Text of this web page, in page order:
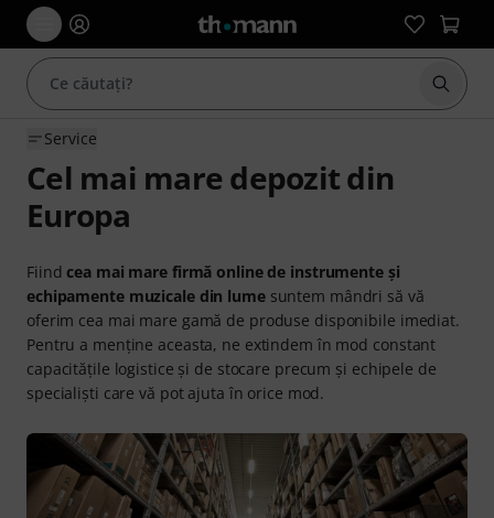
Service
Cel mai mare depozit din
Europa
Fiind cea mai mare firmă online de instrumente și
echipamente muzicale din lumesuntem mândri să vă
oferim cea mai mare gamă de produse disponibile imediat.
Pentru a menține aceasta, ne extindem în mod constant
capacitățile logistice și de stocare precum și echipele de
specialiști care vă pot ajuta în orice mod.